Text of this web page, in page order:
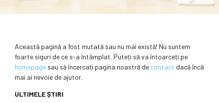
Această pagină a fost mutată sau nu mai există! Nu suntem
foarte siguri de ce s-a întâmplat. Puteți să va întoarceți pe
homepage sau să încercați pagina noastră de contact dacă încă
mai ai nevoie de ajutor.
ULTIMELE ȘTIRI